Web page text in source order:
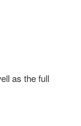
as the full